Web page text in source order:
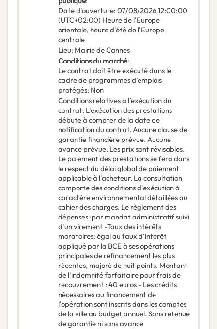
Date d'ouverture: 07/08/202612:00:00
(UTC+02:00) Heure de l'Europe
orientale, heure d'été de l'Europe
centrale
Lieu: Mairie de Cannes
Conditions du marché:
Le contrat doit être exécuté dans le
cadre de programmes d’emplois
protégés: Non
Conditions relatives à l’exécution du
contrat: L'exécution des prestations
débute à compter de la date de
notification du contrat. Aucune clause de
garantie financière prévue. Aucune
avance prévue. Les prix sont révisables.
Le paiement des prestations se fera dans
le respect du délai global de paiement
applicable à l'acheteur. La consultation
comporte des conditions d'exécution à
caractère environnemental détaillées au
cahier des charges. Le règlement des
dépenses :par mandat administratif suivi
d'un virement -Taux des intérêts
moratoires: égal au taux d'intérêt
appliqué par la BCE à ses opérations
principales de refinancement les plus
récentes, majoré de huit points. Montant
de l'indemnité forfaitaire pour frais de
recouvrement : 40 euros - Les crédits
nécessaires au financement de
l'opération sont inscrits dans les comptes
de la ville au budget annuel. Sans retenue
de garantie ni sans avance